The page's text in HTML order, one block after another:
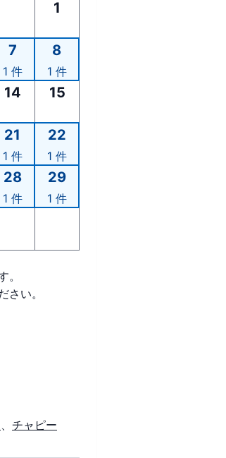
1
7
1 件
8
1 件
14 15
21
1 件
22
1 件
28
1 件
29
1 件
。
さい。
、 チャピー